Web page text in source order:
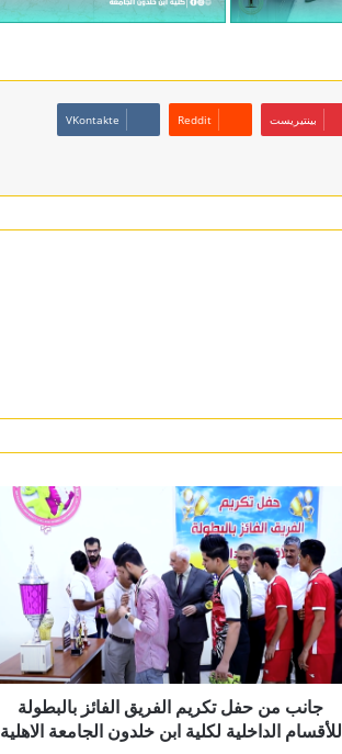
بينتيريست
جانب من حفل تكريم الفريق الفائز بالبطولة
للأقسام الداخلية لكلية ابن خلدون الجامعة الاهلية